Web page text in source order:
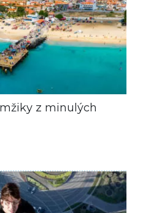
z minulých